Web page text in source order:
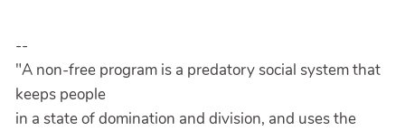
--
"A non-free program is a predatory social system that
keeps people
in a state of domination and division, and uses the